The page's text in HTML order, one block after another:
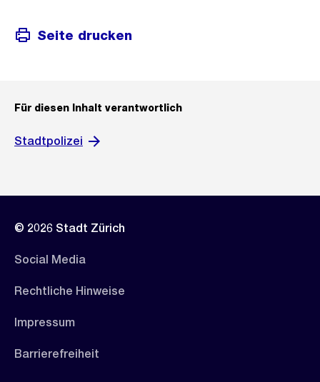
Seite drucken
Für diesen Inhalt verantwortlich
Stadtpolizei
© 2026 Stadt Zürich
Social Media
Rechtliche Hinweise
Impressum
Barrierefreiheit